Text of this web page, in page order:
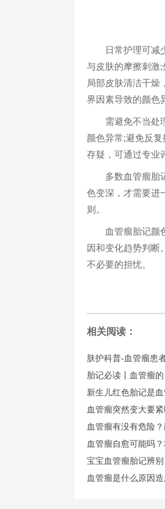
日常护理可减少
与皮肤的摩擦刺激
局部皮肤清洁干燥
界因素导致的颜色
需避免不当处理
颜色异常;避免反
存疑，可通过专业
多数血管瘤胎记
色变深，才需要进
则。​
血管瘤胎记颜色
因和变化趋势判断
不必要的担忧。​
相关阅读：
肤护科普-血管瘤患
胎记必读丨血管瘤
新生儿红色胎记是
血管瘤突然变大要
血管瘤有没有危险
血管瘤自愈可能吗
宝宝血管瘤胎记辨
血管瘤是什么原因